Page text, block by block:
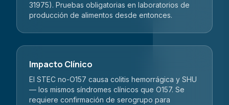
31975). Pruebas obligatorias en laboratorios de
producción de alimentos desde entonces.
Impacto Clínico
El STEC no-O157 causa colitis hemorrágica y SHU
— los mismos síndromes clínicos que O157. Se
requiere confirmación de serogrupo para